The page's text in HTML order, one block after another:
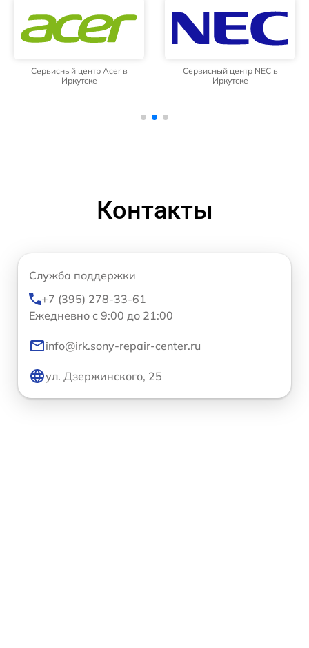
Сервисный центр Acer в
Иркутске
Сервисный центр NEC в
Иркутске
Контакты
Служба поддержки
+7 (395) 278-33-61
Ежедневно с 9:00 до 21:00
info@irk.sony-repair-center.ru
ул. Дзержинского, 25